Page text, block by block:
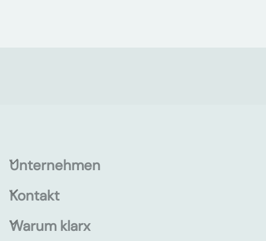
Unternehmen
Kontakt
Warum klarx